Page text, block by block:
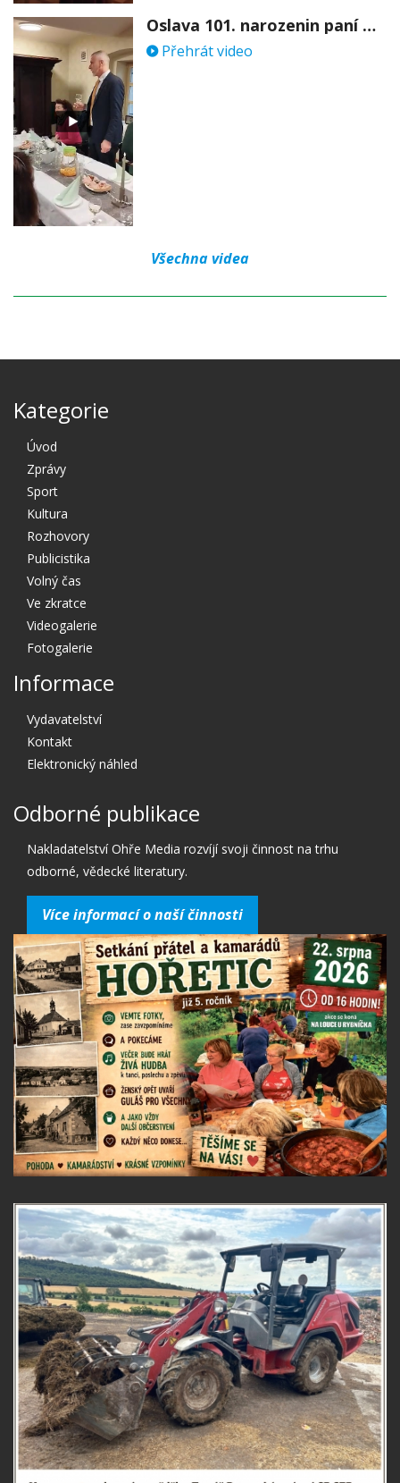
Oslava 101. narozenin paní Věry Skořepové
Přehrát video
Všechna videa
Kategorie
Úvod
Zprávy
Sport
Kultura
Rozhovory
Publicistika
Volný čas
Ve zkratce
Videogalerie
Fotogalerie
Informace
Vydavatelství
Kontakt
Elektronický náhled
Odborné publikace
Nakladatelství Ohře Media rozvíjí svoji činnost na trhu
odborné, vědecké literatury.
Více informací o naší činnosti